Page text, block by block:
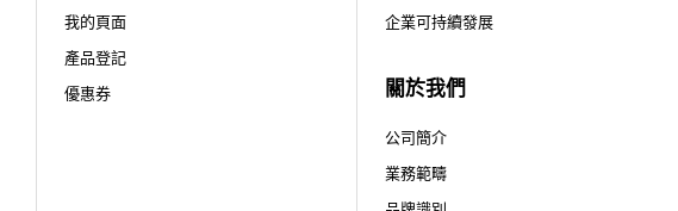
我的頁面
產品登記
優惠券
企業可持續發展
關於我們
公司簡介
業務範疇